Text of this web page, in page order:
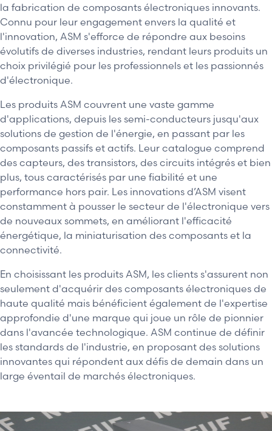
la fabrication de composants électroniques innovants.
Connu pour leur engagement envers la qualité et
l'innovation, ASM s'efforce de répondre aux besoins
évolutifs de diverses industries, rendant leurs produits un
choix privilégié pour les professionnels et les passionnés
d'électronique.
Les produits ASM couvrent une vaste gamme
d'applications, depuis les semi-conducteurs jusqu'aux
solutions de gestion de l'énergie, en passant par les
composants passifs et actifs. Leur catalogue comprend
des capteurs, des transistors, des circuits intégrés et bien
plus, tous caractérisés par une fiabilité et une
performance hors pair. Les innovations d’ASM visent
constamment à pousser le secteur de l'électronique vers
de nouveaux sommets, en améliorant l'efficacité
énergétique, la miniaturisation des composants et la
connectivité.
En choisissant les produits ASM, les clients s'assurent non
seulement d'acquérir des composants électroniques de
haute qualité mais bénéficient également de l'expertise
approfondie d'une marque qui joue un rôle de pionnier
dans l'avancée technologique. ASM continue de définir
les standards de l'industrie, en proposant des solutions
innovantes qui répondent aux défis de demain dans un
large éventail de marchés électroniques.